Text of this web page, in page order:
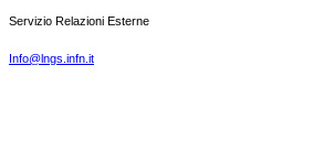
Servizio Relazioni Esterne
Info@lngs.infn.it